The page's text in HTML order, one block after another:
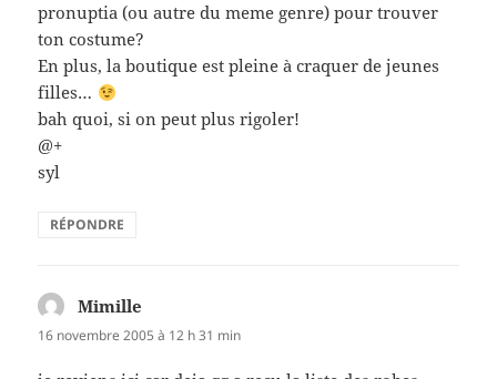
pronuptia (ou autre du meme genre) pour trouver
ton costume?
En plus, la boutique est pleine à craquer de jeunes
filles…
bah quoi, si on peut plus rigoler!
@+
syl
RÉPONDRE
Mimille
16 novembre 2005 à 12 h 31 min